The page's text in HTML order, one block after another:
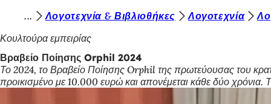
Μετάβαση στο περιεχόμενο
ρ
ί
σ
κ
Λογοτεχνία & Βιβλιοθήκες Λογοτεχνία
Κουλτούρα εμπειρίας
Βραβείο Ποίησης Orphil 2024
Το 2024, το Βραβείο Ποίησης Orphil της πρωτεύουσας του
προικισμένο με 10.000 ευρώ και απονέμεται κάθε δύο